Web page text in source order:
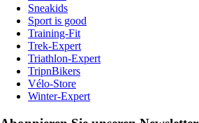
Sneakids
Sport is good
Training-Fit
Trek-Expert
Triathlon-Expert
TripnBikers
Vélo-Store
Winter-Expert